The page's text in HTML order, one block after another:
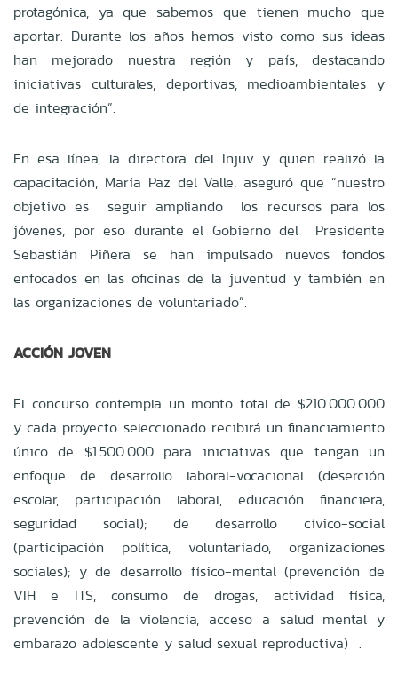
protagónica, ya que sabemos que tienen mucho que
aportar. Durante los años hemos visto como sus ideas
han mejorado nuestra región y país, destacando
iniciativas culturales, deportivas, medioambientales y
de integración”.
En esa línea, la directora del Injuv y quien realizó la
capacitación, María Paz del Valle, aseguró que “nuestro
objetivo es seguir ampliando los recursos para los
jóvenes, por eso durante el Gobierno del Presidente
Sebastián Piñera se han impulsado nuevos fondos
enfocados en las oficinas de la juventud y también en
las organizaciones de voluntariado”.
ACCIÓN JOVEN
El concurso contempla un monto total de $210.000.000
y cada proyecto seleccionado recibirá un financiamiento
único de $1.500.000 para iniciativas que tengan un
enfoque de desarrollo laboral-vocacional (deserción
escolar, participación laboral, educación financiera,
seguridad social); de desarrollo cívico-social
(participación política, voluntariado, organizaciones
sociales); y de desarrollo físico-mental (prevención de
VIH e ITS, consumo de drogas, actividad física,
prevención de la violencia, acceso a salud mental y
embarazo adolescente y salud sexual reproductiva) .